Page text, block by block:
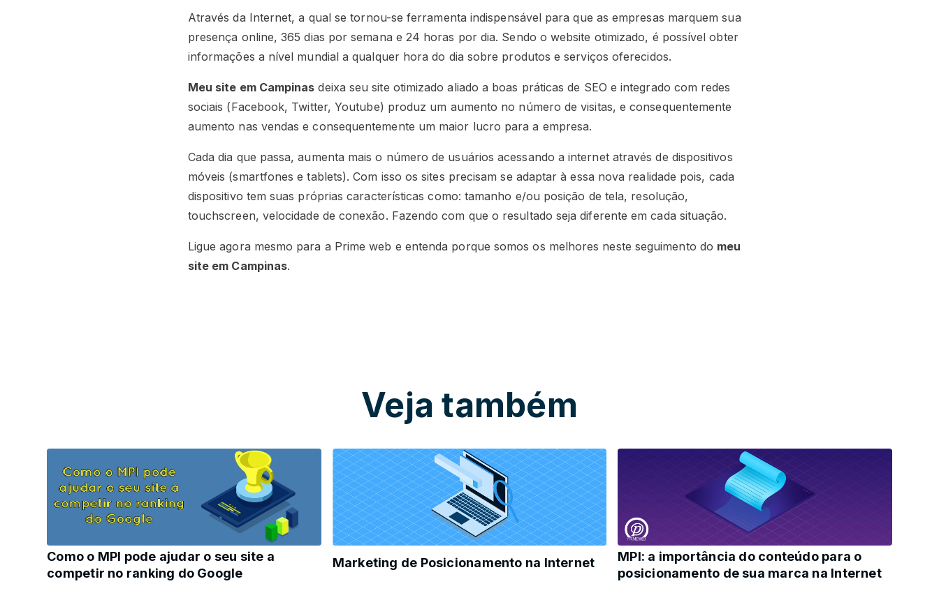
Através da Internet, a qual se tornou-se ferramenta indispensável para que as empresas marquem sua
presença online, 365 dias por semana e 24 horas por dia. Sendo o website otimizado, é possível obter
informações a nível mundial a qualquer hora do dia sobre produtos e serviços oferecidos.
Meu site em Campinas deixa seu site otimizado aliado a boas práticas de SEO e integrado com redes
sociais (Facebook, Twitter, Youtube) produz um aumento no número de visitas, e consequentemente
aumento nas vendas e consequentemente um maior lucro para a empresa.
Cada dia que passa, aumenta mais o número de usuários acessando a internet através de dispositivos
móveis (smartfones e tablets). Com isso os sites precisam se adaptar à essa nova realidade pois, cada
dispositivo tem suas próprias características como: tamanho e/ou posição de tela, resolução,
touchscreen, velocidade de conexão. Fazendo com que o resultado seja diferente em cada situação.
Ligue agora mesmo para a Prime web e entenda porque somos os melhores neste seguimento do meu
site em Campinas.
Veja também
Como o MPI pode ajudar o seu site a
competir no ranking do Google
Marketing de Posicionamento na Internet
MPI: a importância do conteúdo para o
posicionamento de sua marca na Internet